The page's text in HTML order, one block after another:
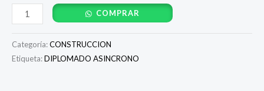
COMPRAR
Categoría:CONSTRUCCION
Etiqueta:DIPLOMADO ASINCRONO